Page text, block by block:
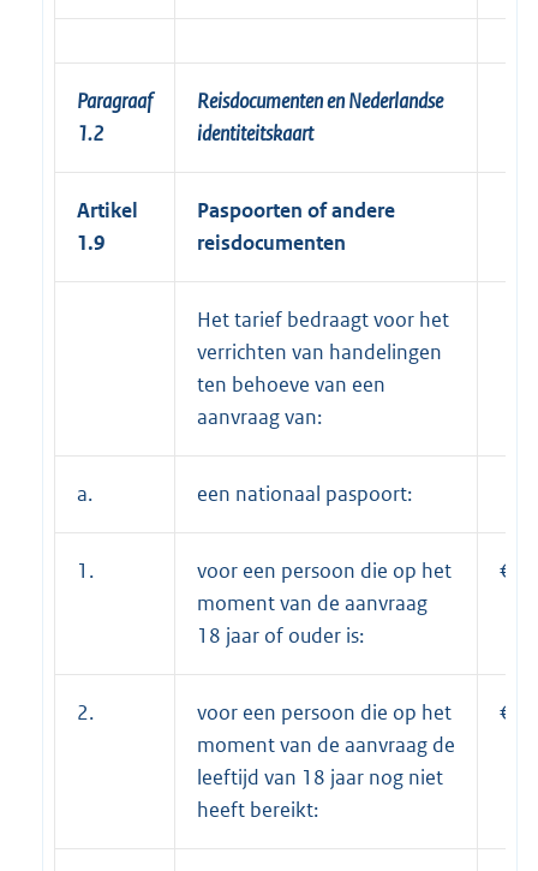
Paragraaf
1.2
Reisdocumenten en Nederlandse
identiteitskaart
Artikel
1.9
Paspoorten of andere
reisdocumenten
Het tarief bedraagt voor het
verrichten van handelingen
ten behoeve van een
aanvraag van:
a. een nationaal paspoort:
1.
voor een persoon die op het
moment van de aanvraag
18 jaar of ouder is:
€
2.
voor een persoon die op het
moment van de aanvraag de
leeftijd van 18 jaar nog niet
heeft bereikt:
€